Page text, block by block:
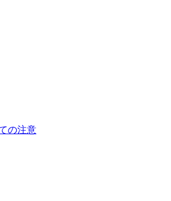
の注意